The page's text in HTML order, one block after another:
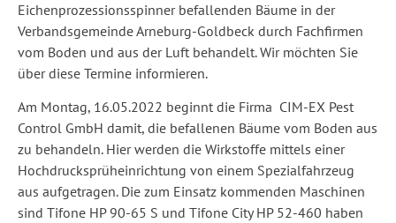
Eichenprozessionsspinner befallenden Bäume in der
Verbandsgemeinde Arneburg-Goldbeck durch Fachfirmen
vom Boden und aus der Luft behandelt. Wir möchten Sie
über diese Termine informieren.
Am Montag, 16.05.2022 beginnt die Firma CIM-EX Pest
Control GmbH damit, die befallenen Bäume vom Boden aus
zu behandeln. Hier werden die Wirkstoffe mittels einer
Hochdrucksprüheinrichtung von einem Spezialfahrzeug
aus aufgetragen. Die zum Einsatz kommenden Maschinen
sind Tifone HP 90-65 S und Tifone City HP 52-460 haben